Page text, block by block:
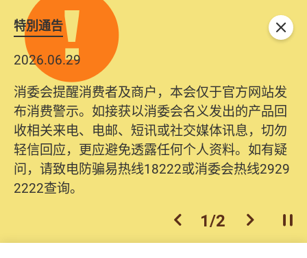
特別通告
2026.06.29
消委会提醒消费者及商户，本会仅于官方网站发
布消费警示。如接获以消委会名义发出的产品回
收相关来电、电邮、短讯或社交媒体讯息，切勿
轻信回应，更应避免透露任何个人资料。如有疑
问，请致电防骗易热线18222或消委会热线2929
2222查询。
上一个
1/2 下一个开
关闭